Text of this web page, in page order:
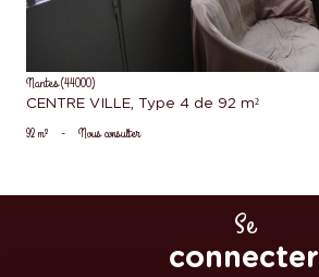
Nantes (44000)
CENTRE VILLE, Type 4 de 92 m²
92 m²
- Nous consulter
Se
connecter